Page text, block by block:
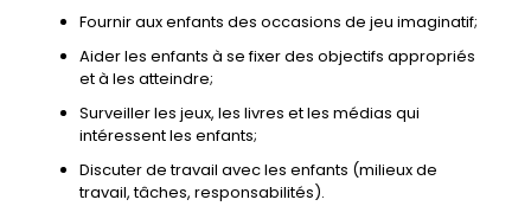
Fournir aux enfants des occasions de jeu imaginatif;
Aider les enfants à se fixer des objectifs appropriés
et à les atteindre;
Surveiller les jeux, les livres et les médias qui
intéressent les enfants;
Discuter de travail avec les enfants (milieux de
travail, tâches, responsabilités).